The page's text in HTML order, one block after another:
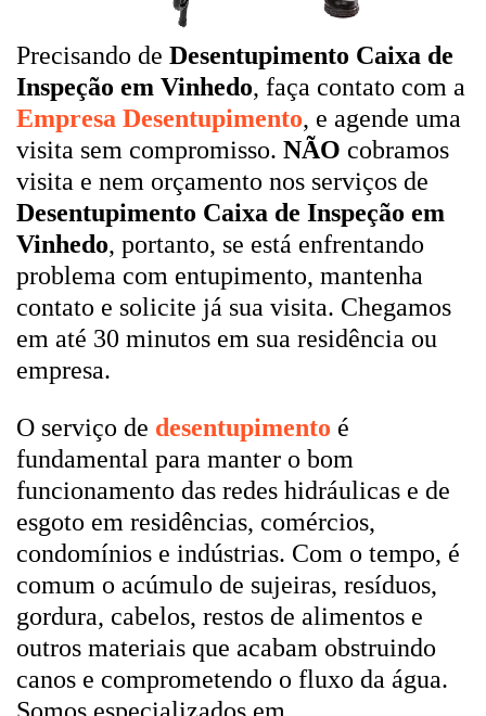
Precisando de Desentupimento Caixa de
Inspeção em Vinhedo, faça contato com a
Empresa Desentupimento, e agende uma
visita sem compromisso. NÃO cobramos
visita e nem orçamento nos serviços de
Desentupimento Caixa de Inspeção em
Vinhedo, portanto, se está enfrentando
problema com entupimento, mantenha
contato e solicite já sua visita. Chegamos
em até 30 minutos em sua residência ou
empresa.
O serviço de desentupimento é
fundamental para manter o bom
funcionamento das redes hidráulicas e de
esgoto em residências, comércios,
condomínios e indústrias. Com o tempo, é
comum o acúmulo de sujeiras, resíduos,
gordura, cabelos, restos de alimentos e
outros materiais que acabam obstruindo
canos e comprometendo o fluxo da água.